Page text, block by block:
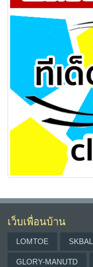
เว็บเพื่อนบ้าน
LOMTOE
GLORY-MANUTD